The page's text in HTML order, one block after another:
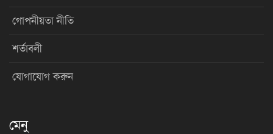
গোপনীয়তা নীতি
শর্তাবলী
যোগাযোগ করুন
মেনু